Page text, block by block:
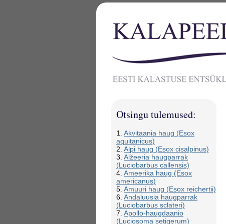
Otsingu tulemused:
1. Akvitaania haug (Esox
aquitanicus)
2. Alpi haug (Esox cisalpinus)
3. Alžeeria haugparrak
(Luciobarbus callensis)
4. Ameerika haug (Esox
americanus)
5. Amuuri haug (Esox reichertii)
6. Andaluusia haugparrak
(Luciobarbus sclateri)
7. Apollo-haugdaanio
(Luciosoma setigerum)